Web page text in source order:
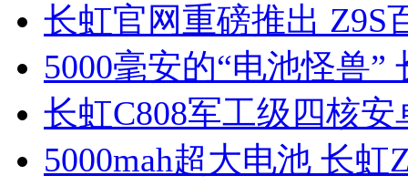
长虹官网重磅推出 Z9S
5000毫安的“电池怪兽”
长虹C808军工级四核
5000mah超大电池 长虹